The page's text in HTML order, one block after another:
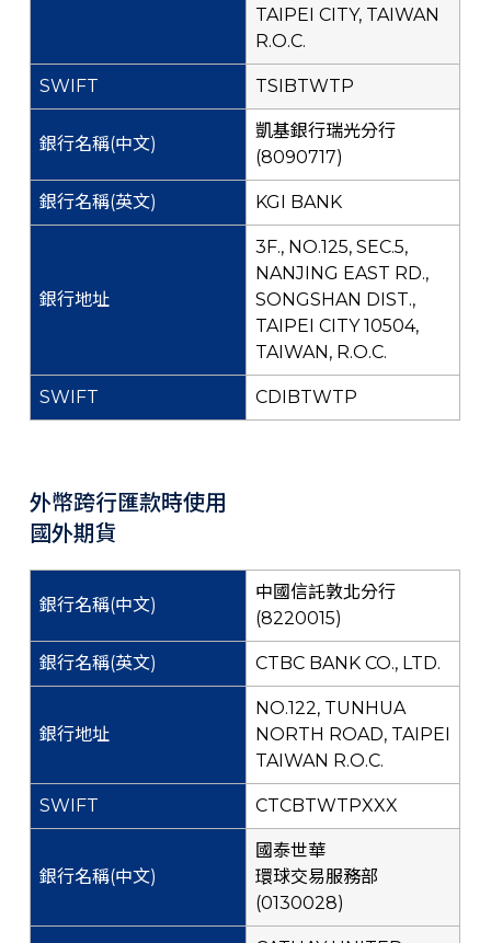
TAIPEI CITY, TAIWAN
R.O.C.
TSIBTWTP
凱基銀行瑞光分行
(8090717)
KGI BANK
3F., NO.125, SEC.5,
NANJING EAST RD.,
SONGSHAN DIST.,
TAIPEI CITY 10504,
TAIWAN, R.O.C.
CDIBTWTP
外幣跨行匯款時使用
國外期貨
中國信託敦北分行
(8220015)
CTBC BANK CO., LTD.
NO.122, TUNHUA
NORTH ROAD, TAIPEI
TAIWAN R.O.C.
CTCBTWTPXXX
國泰世華
環球交易服務部
(0130028)